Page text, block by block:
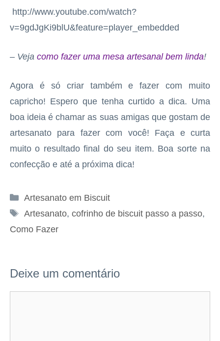
http://www.youtube.com/watch?
v=9gdJgKi9blU&feature=player_embedded
– Veja como fazer uma mesa artesanal bem linda!
Agora é só criar também e fazer com muito
capricho! Espero que tenha curtido a dica. Uma
boa ideia é chamar as suas amigas que gostam de
artesanato para fazer com você! Faça e curta
muito o resultado final do seu item. Boa sorte na
confecção e até a próxima dica!
Categorias
Artesanato em Biscuit
Tags
Artesanato, cofrinho de biscuit passo a passo,
Como Fazer
Deixe um comentário